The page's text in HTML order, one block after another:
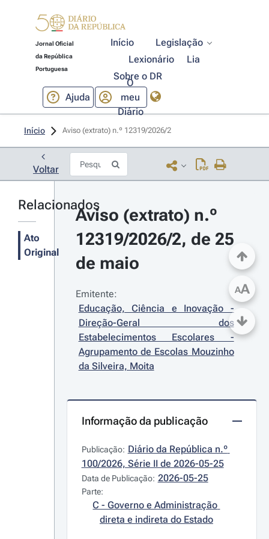
Jornal Oficial
da República
Portuguesa
Início
Legislação
Lexionário
Lia
Sobre o DR
Ajuda
O
meu
Diário
Início Aviso (extrato) n.º 12319/2026/2
Voltar
Relacionados
Ato
Original
Aviso (extrato) n.º
12319/2026/2, de 25
de maio
Emitente:
Educação, Ciência e Inovação -
Direção-Geral dos
Estabelecimentos Escolares -
Agrupamento de Escolas Mouzinho
da Silveira, Moita
Informação da publicação
Publicação: Diário da República n.º
100/2026, Série II de 2026-05-25
Data de Publicação: 2026-05-25
Parte:
C - Governo e Administração
direta e indireta do Estado
AA